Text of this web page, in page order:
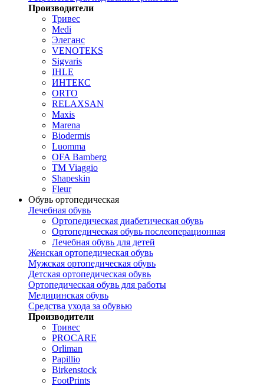
Производители
Тривес
Medi
Элеганс
VENOTEKS
Sigvaris
IHLE
ИНТЕКС
ORTO
RELAXSAN
Maxis
Marena
Biodermis
Luomma
OFA Bamberg
TM Viaggio
Shapeskin
Fleur
Обувь ортопедическая
Лечебная обувь
Ортопедическая диабетическая обувь
Ортопедическая обувь послеоперационная
Лечебная обувь для детей
Женская ортопедическая обувь
Мужская ортопедическая обувь
Детская ортопедическая обувь
Ортопедическая обувь для работы
Медицинская обувь
Средства ухода за обувью
Производители
Тривес
PROCARE
Orliman
Papillio
Birkenstock
FootPrints